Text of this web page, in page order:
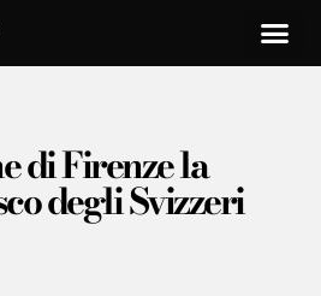
di Firenze la
degli Svizzeri